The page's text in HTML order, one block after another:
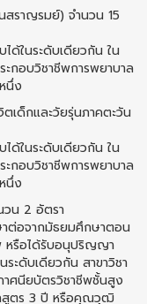
สราญรมย์) จำนวน 15
ในระดับเดียวกัน ใน
กอบวิชาชีพการพยาบาล
นึ่ง
เด็กและวัยรุ่นภาคตะวัน
ในระดับเดียวกัน ใน
กอบวิชาชีพการพยาบาล
นึ่ง
วน 2 อัตรา
ต่อจากมัธยมศึกษาตอน
หรือได้รับอนุปริญญา
ดับเดียวกัน สาขาวิชา
าศนียบัตรวิชาชีพชั้นสูง
สูตร 3 ปี หรือคุณวุฒิ